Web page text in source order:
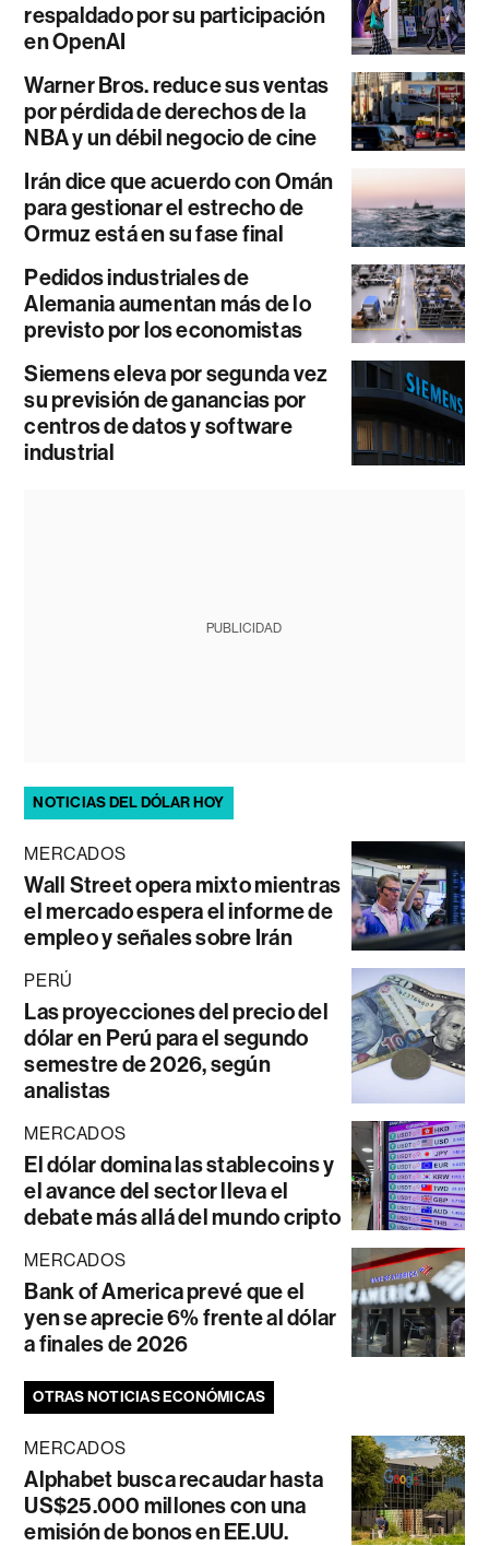
respaldado por su participación
en OpenAI
Warner Bros. reduce sus ventas
por pérdida de derechos de la
NBA y un débil negocio de cine
Irán dice que acuerdo con Omán
para gestionar el estrecho de
Ormuz está en su fase final
Pedidos industriales de
Alemania aumentan más de lo
previsto por los economistas
Siemens eleva por segunda vez
su previsión de ganancias por
centros de datos y software
industrial
PUBLICIDAD
NOTICIAS DEL DÓLAR HOY
MERCADOS
Wall Street opera mixto mientras
el mercado espera el informe de
empleo y señales sobre Irán
PERÚ
Las proyecciones del precio del
dólar en Perú para el segundo
semestre de 2026, según
analistas
MERCADOS
El dólar domina las stablecoins y
el avance del sector lleva el
debate más allá del mundo cripto
MERCADOS
Bank of America prevé que el
yen se aprecie 6% frente al dólar
a finales de 2026
OTRAS NOTICIAS ECONÓMICAS
MERCADOS
Alphabet busca recaudar hasta
US$25.000 millones con una
emisión de bonos en EE.UU.